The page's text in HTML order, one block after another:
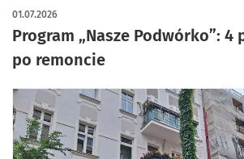
Program „Nasze Podwórko”: 4
po remoncie
01.07.2026
artykuł z galerią zdjęć